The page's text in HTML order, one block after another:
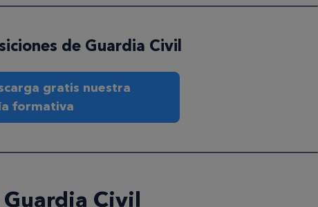
de Guardia Civil
gratis nuestra
formativa
Civil